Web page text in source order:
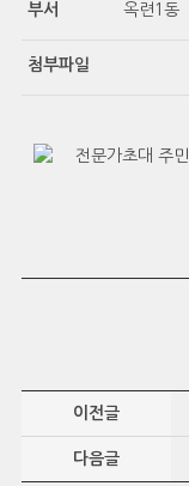
부서 옥련1동
첨부파일
이전글
다음글